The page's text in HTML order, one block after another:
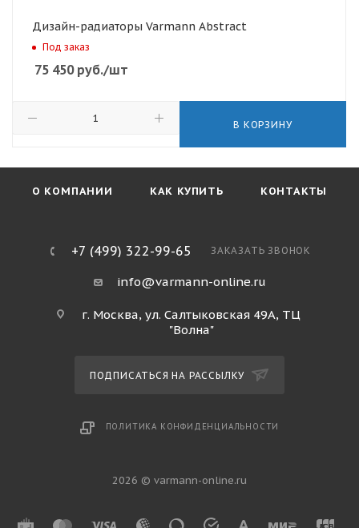
Дизайн-радиаторы Varmann Abstract
Под заказ
75 450руб./шт
В КОРЗИНУ
О КОМПАНИИ КАК КУПИТЬ КОНТАКТЫ
+7 (499) 322-99-65 ЗАКАЗАТЬ ЗВОНОК
info@varmann-online.ru
г. Москва, ул. Салтыковская 49А, ТЦ
"Волна"
ПОДПИСАТЬСЯ НА РАССЫЛКУ
ПОЛИТИКА КОНФИДЕНЦИАЛЬНОСТИ
2026 © varmann-online.ru